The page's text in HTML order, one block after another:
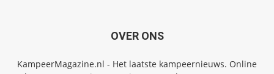
OVER ONS
KampeerMagazine.nl - Het laatste kampeernieuws. Online